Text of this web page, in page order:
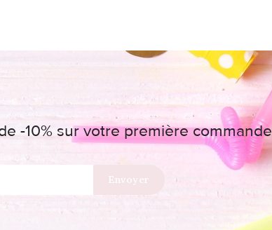
-10% sur votre première commande